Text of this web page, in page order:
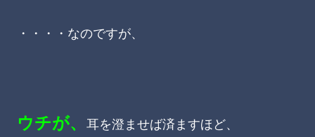
・・・・なのですが、
ウチが、 耳を澄ませば済ますほど、